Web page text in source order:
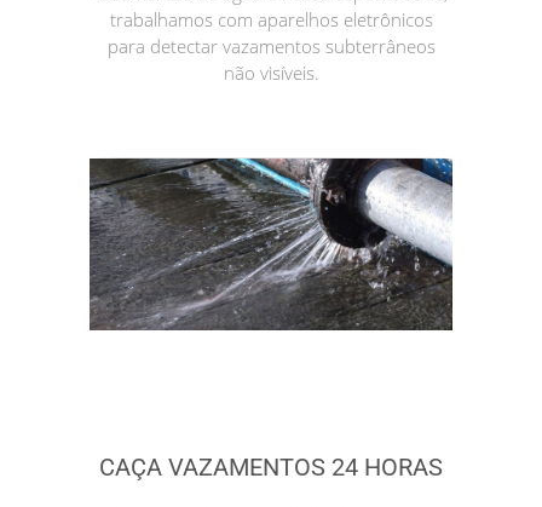
trabalhamos com aparelhos eletrônicos
para detectar vazamentos subterrâneos
não visíveis.
CAÇA VAZAMENTOS 24 HORAS